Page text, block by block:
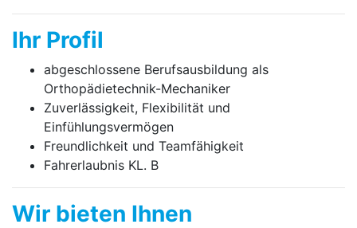
Ihr Profil
abgeschlossene Berufsausbildung als
Orthopädietechnik-Mechaniker
Zuverlässigkeit, Flexibilität und
Einfühlungsvermögen
Freundlichkeit und Teamfähigkeit
Fahrerlaubnis KL. B
Wir bieten Ihnen